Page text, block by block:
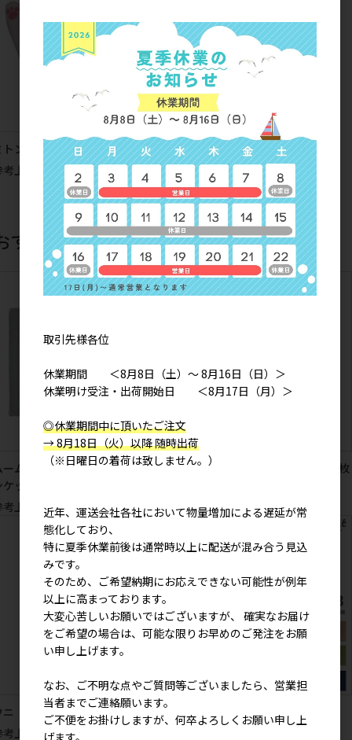
トンターチャン ミトン(2枚入り)
上代
1,200円
すすめ商品
ームーシュナ フェザーニットブラ
ット
上代
2,900円
はるのしろとしばた A4トート(2枚
参考上代 1,300円
ニ ポケットクール
上代
1,400円
ポリッシュ ベスト
取引先様各位
休業期間 ＜8月8日（土）～ 8月16日（日）＞
休業明け受注・出荷開始日 ＜8月17日（月）＞
◎休業期間中に頂いたご注文
→ 8月18日（火）以降 随時出荷
（※日曜日の着荷は致しません。）
近年、運送会社各社において物量増加による遅延が常
態化しており、
特に夏季休業前後は通常時以上に配送が混み合う見込
みです。
そのため、ご希望納期にお応えできない可能性が例年
以上に高まっております。
大変心苦しいお願いではございますが、 確実なお届け
をご希望の場合は、可能な限りお早めのご発注をお願
い申し上げます。
なお、ご不明な点やご質問等ございましたら、営業担
当者までご連絡願います。
ご不便をお掛けしますが、何卒よろしくお願い申し上
げます。